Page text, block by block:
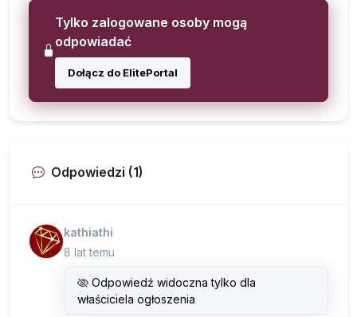
Tylko zalogowane osoby mogą
odpowiadać
Dołącz do ElitePortal
Odpowiedzi (1)
kathiathi
8 lat temu
Odpowiedź widoczna tylko dla
właściciela ogłoszenia